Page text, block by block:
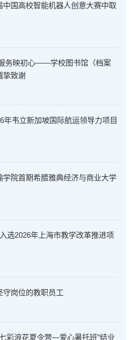
中国高校智能机器人创意大赛中取
务映初心——学校图书馆（档案
挚致谢
年韦立新加坡国际航运领导力项目
学院首期希腊雅典经济与商业大学
选2026年上海市教学改革推进项
守岗位的教职员工
七彩浪花夏令营—爱心暑托班”结业